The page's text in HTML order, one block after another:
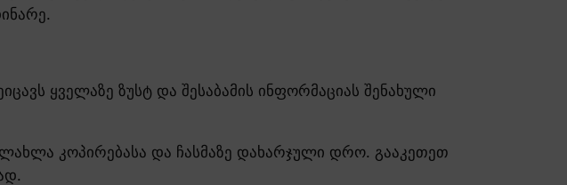
ყველაზე ზუსტ და შესაბამის ინფორმაციას შენახული
კოპირებასა და ჩასმაზე დახარჯული დრო. გააკეთეთ